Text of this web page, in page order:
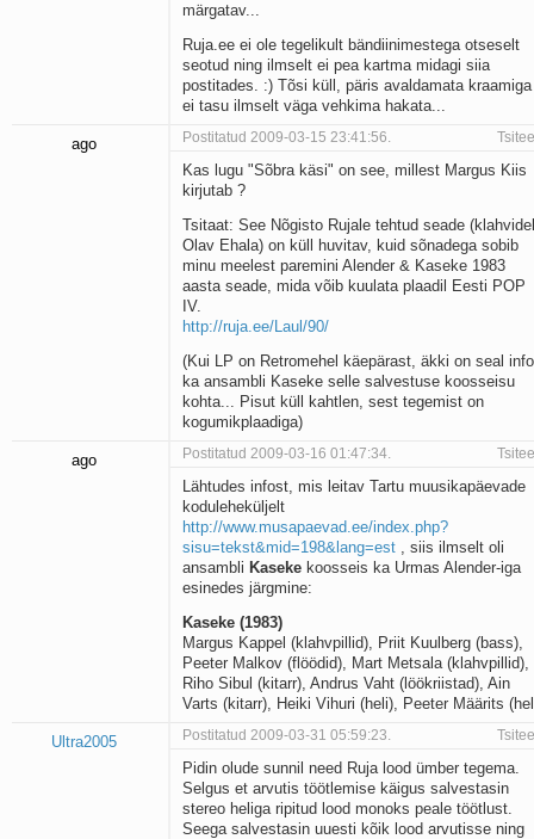
märgatav...
Ruja.ee ei ole tegelikult bändiinimestega otseselt
seotud ning ilmselt ei pea kartma midagi siia
postitades. :) Tõsi küll, päris avaldamata kraamiga
ei tasu ilmselt väga vehkima hakata...
ago Postitatud 2009-03-15 23:41:56.
Kas lugu "Sõbra käsi" on see, millest Margus Kiis
kirjutab ?
Tsitaat: See Nõgisto Rujale tehtud seade (klahvidel
Olav Ehala) on küll huvitav, kuid sõnadega sobib
minu meelest paremini Alender & Kaseke 1983
aasta seade, mida võib kuulata plaadil Eesti POP
IV.
http://ruja.ee/Laul/90/
(Kui LP on Retromehel käepärast, äkki on seal
ka ansambli Kaseke selle salvestuse koosseisu
kohta... Pisut küll kahtlen, sest tegemist on
kogumikplaadiga)
ago Postitatud 2009-03-16 01:47:34.
Lähtudes infost, mis leitav Tartu muusikapäevade
koduleheküljelt
http://www.musapaevad.ee/index.php?
sisu=tekst&mid=198&lang=est , siis ilmselt oli
ansambli Kaseke koosseis ka Urmas Alender-iga
esinedes järgmine:
Kaseke (1983)
Margus Kappel (klahvpillid), Priit Kuulberg (bass),
Peeter Malkov (flöödid), Mart Metsala (klahvpillid),
Riho Sibul (kitarr), Andrus Vaht (löökriistad), Ain
Varts (kitarr), Heiki Vihuri (heli), Peeter Määrits
Ultra2005 Postitatud 2009-03-31 05:59:23.
Pidin olude sunnil need Ruja lood ümber tegema.
Selgus et arvutis töötlemise käigus salvestasin
stereo heliga ripitud lood monoks peale töötlust.
Seega salvestasin uuesti kõik lood arvutisse ning